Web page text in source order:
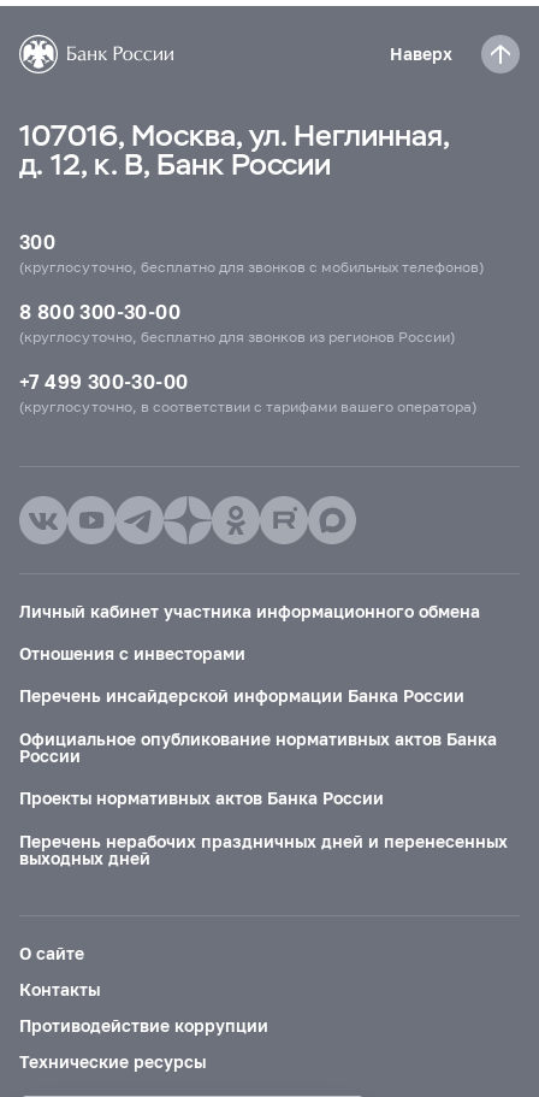
Наверх
107016, Москва, ул. Неглинная,
д. 12, к. В, Банк России
300
(круглосуточно, бесплатно для звонков с мобильных телефонов)
8 800 300-30-00
(круглосуточно, бесплатно для звонков из регионов России)
+7 499 300-30-00
(круглосуточно, в соответствии с тарифами вашего оператора)
Личный кабинет участника информационного обмена
Отношения с инвесторами
Перечень инсайдерской информации Банка России
Официальное опубликование нормативных актов Банка
России
Проекты нормативных актов Банка России
Перечень нерабочих праздничных дней и перенесенных
выходных дней
О сайте
Контакты
Противодействие коррупции
Технические ресурсы